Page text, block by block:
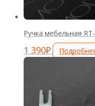
Ручка мебельная
1 390₽